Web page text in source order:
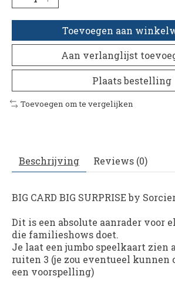
Toevoegen aan
Aan verlanglijst
Plaats bestelling
Toevoegen om te vergelijken
Beschrijving Reviews (0)
BIG CARD BIG SURPRISE by
Dit is een absolute aanrader voor
die familieshows doet.
Je laat een jumbo speelkaart zien
ruiten 3 (je zou eventueel kunnen
een voorspelling)